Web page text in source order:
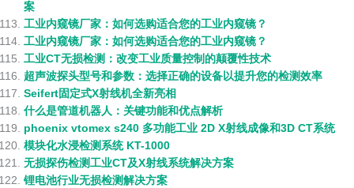
案
工业内窥镜厂家：如何选购适合您的工业内窥镜？
工业内窥镜厂家：如何选购适合您的工业内窥镜？
工业CT无损检测：改变工业质量控制的颠覆性技术
超声波探头型号和参数：选择正确的设备以提升您的检测效率
Seifert固定式X射线机全新亮相
什么是管道机器人：关键功能和优点解析
phoenix vtomex s240 多功能工业 2D X射线成像和3D CT系统
模块化水浸检测系统 KT-1000
无损探伤检测工业CT及X射线系统解决方案
锂电池行业无损检测解决方案